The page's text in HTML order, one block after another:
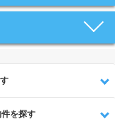
を探す